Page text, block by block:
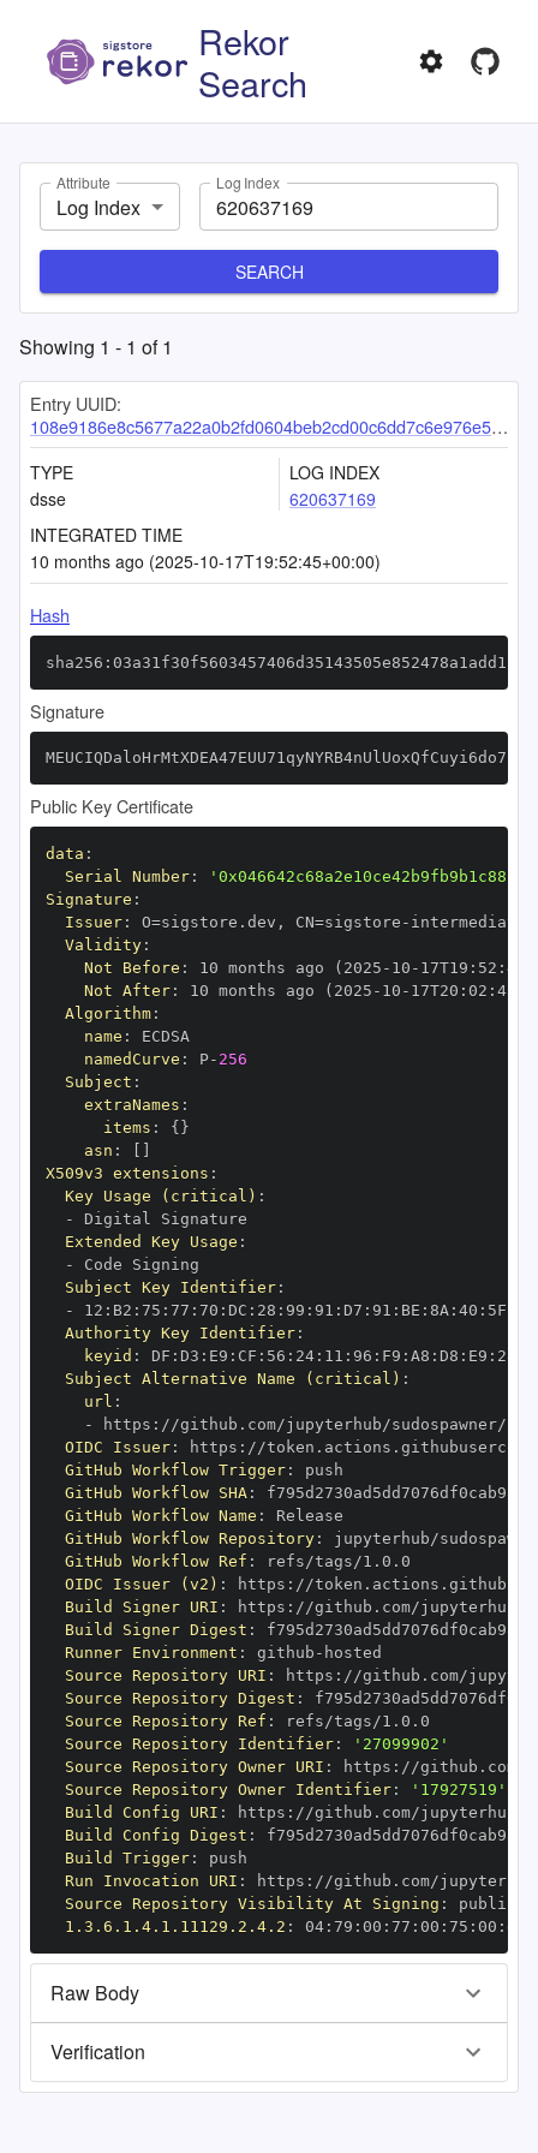
Rekor
Search
Attribute
Log Index
Log Index
SEARCH
Showing 1 - 1 of1
Entry UUID:
108e9186e8c5677a22a0b2fd0604beb2cd00c6dd7c6e976e5c4484e6136cd53e42a1a979149b98a3
TYPE
dsse
LOG INDEX
620637169
INTEGRATED TIME
10 months ago (2025-10-17T19:52:45+00:00)
Hash
Signature
Public Key Certificate
data :
Serial Number:
Signature :
Issuer: O=sigstore.dev , CN=sigstore -
Validity:
Not Before : 10 months ago (2025 - 10 - 17T19 : 52 :
Not After: 10 months ago (2025 - 10 - 17T20 : 02 :
Algorithm:
name :
namedCurve : P- 256
Subject :
extraNames :
items : { }
asn :
X509v3 extensions :
Key Usage (critical) :
-
Extended Key Usage :
-
Subject Key Identifier:
-
12 : B2 : 75 : 77 : 70 : DC : 28 : 99 : 91 : D7 : 91 : BE : 8A : 40 : 5F
Authority Key Identifier:
keyid : DF : D3 : E9 : CF : 56 : 24: 11 : 96 : F9 : A8 : D8 : E9 : 28
Subject Alternative Name (critical) :
url :
-
https :
OIDC Issuer: https :
GitHub Workflow Trigger:
GitHub Workflow SHA:
GitHub Workflow Name :
GitHub Workflow Repository:
GitHub Workflow Ref :
OIDC Issuer (v2) : https :
Build Signer URI : https :
Build Signer Digest :
Runner Environment : github -
Source Repository URI : https :
Source Repository Digest :
Source Repository Ref :
Source Repository Identifier:
'27099902'
Source Repository Owner URI : https :
Source Repository Owner Identifier:
'17927519'
Build Config URI : https :
Build Config Digest :
Build Trigger:
Run Invocation URI : https :
Source Repository Visibility At Signing :
1.3.6.1.4.1.11129.2.4.2 : 04: 79 : 00 : 77 : 00 : 75 : 00 : dd
Raw Body
Verification